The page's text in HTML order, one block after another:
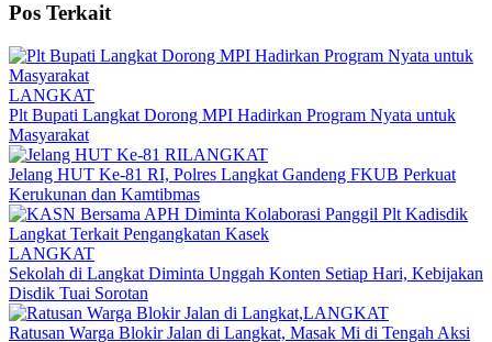
Pos Terkait
LANGKAT
Plt Bupati Langkat Dorong MPI Hadirkan Program Nyata untuk
Masyarakat
LANGKAT
Jelang HUT Ke-81 RI, Polres Langkat Gandeng FKUB Perkuat
Kerukunan dan Kamtibmas
LANGKAT
Sekolah di Langkat Diminta Unggah Konten Setiap Hari, Kebijakan
Disdik Tuai Sorotan
LANGKAT
Ratusan Warga Blokir Jalan di Langkat, Masak Mi di Tengah Aksi